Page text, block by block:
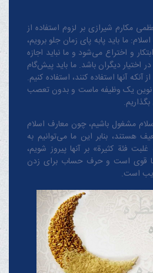
مکارم شیرازی بر لزوم استفاده از
ما باید پابه پای زمان جلو برویم،
و اختراع می‌شود و ما نباید اجازه
اختیار دیگران باشد. ما باید پیش‌گام
آنها استفاده کنند، استفاده کنیم.
نوین یک وظیفه ماست و بدون تعصب
مشغول باشیم، چون معارف اسلام
بنابر این ما می‌توانیم به
فئة کثیرة» بر آنها پیروز شویم،
قوی است و حرف حساب برای زدن
است.